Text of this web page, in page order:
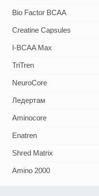
Bio Factor BCAA
Creatine Capsules
I-BCAA Max
TriTren
NeuroCore
Ледертам
Aminocore
Enatren
Shred Matrix
Amino 2000